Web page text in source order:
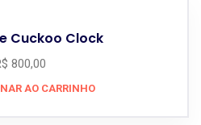
Cuckoo Clock
800,00
AO CARRINHO